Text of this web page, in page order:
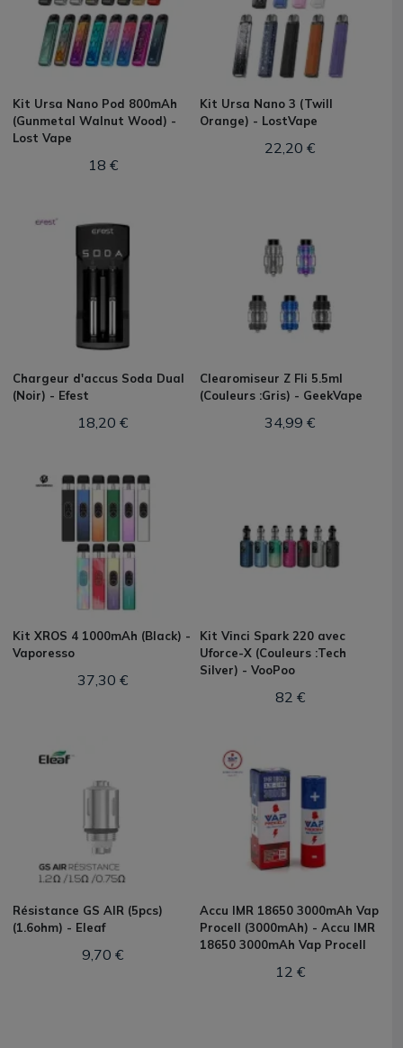
Kit Ursa Nano Pod 800mAh
(Gunmetal Walnut Wood) -
Lost Vape
18 €
Kit Ursa Nano 3 (Twill
Orange) - LostVape
22,20 €
Chargeur d'accus Soda Dual
(Noir) - Efest
18,20 €
Clearomiseur Z Fli 5.5ml
(Couleurs :Gris) - GeekVape
34,99 €
Kit XROS 4 1000mAh (Black) -
Vaporesso
37,30 €
Kit Vinci Spark 220 avec
Uforce-X (Couleurs :Tech
Silver) - VooPoo
82 €
Résistance GS AIR (5pcs)
(1.6ohm) - Eleaf
9,70 €
Accu IMR 18650 3000mAh Vap
Procell (3000mAh) - Accu IMR
18650 3000mAh Vap Procell
12 €